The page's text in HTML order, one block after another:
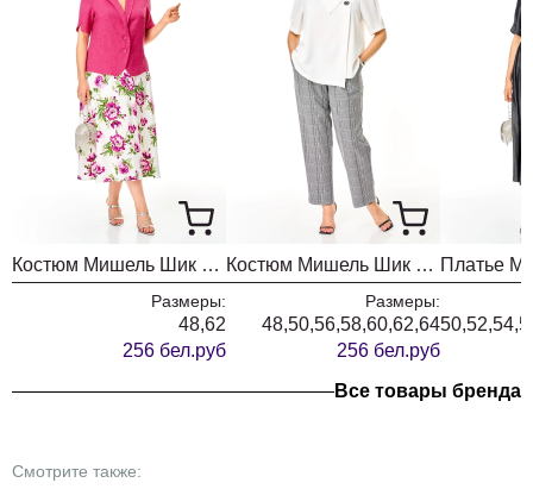
горловины 38 см +\- 1 см. Изделие подойдет на рост 170
Костюм Мишель Шик 1459 малина + цветы
Размеры:
48,62
256 бел.руб
Костюм Мишель Шик 1454 белый + гленчек
Размеры:
48,50,56,58,60,62,64
256 бел.руб
Все товары бренда
Смотрите также: